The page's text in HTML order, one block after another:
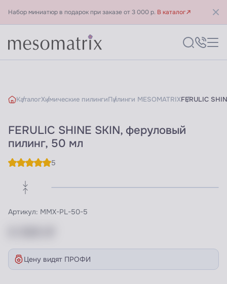
Набор миниатюр в подарок при заказе от 3 000 р. В каталог
КаталогХимические пилингиПилинги MESOMATRIXFERULIC
FERULIC SHINE SKIN, феруловый
пилинг, 50 мл
5
Артикул: MMX-PL-50-5
Цену видят ПРОФИ